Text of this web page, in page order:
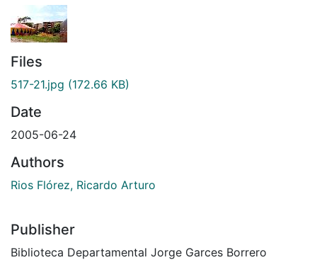
Files
517-21.jpg (172.66 KB)
Date
2005-06-24
Authors
Rios Flórez, Ricardo Arturo
Publisher
Biblioteca Departamental Jorge Garces Borrero